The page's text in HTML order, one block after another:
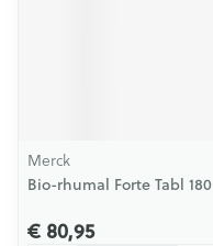
Merck
Bio-rhumal Forte Tabl 180
€ 80,95